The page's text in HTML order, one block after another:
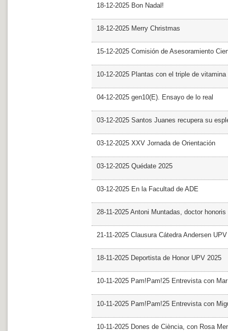
18-12-2025 Bon Nadal!
18-12-2025 Merry Christmas
15-12-2025 Comisión de Asesoramiento
10-12-2025 Plantas con el triple de vitamina
04-12-2025 gen10(E). Ensayo de lo real
03-12-2025 Santos Juanes recupera su
03-12-2025 XXV Jornada de Orientación
03-12-2025 Quédate 2025
03-12-2025 En la Facultad de ADE
28-11-2025 Antoni Muntadas, doctor
21-11-2025 Clausura Cátedra Andersen UPV
18-11-2025 Deportista de Honor UPV 2025
10-11-2025 Pam!Pam!25 Entrevista con
10-11-2025 Pam!Pam!25 Entrevista con
10-11-2025 Dones de Ciència, con Rosa